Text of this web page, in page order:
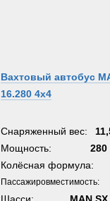
Вахтовый автобус
16.280 4x4
Снаряженный вес:
Мощность:
280
Колёсная формула:
Пассажировместимость: